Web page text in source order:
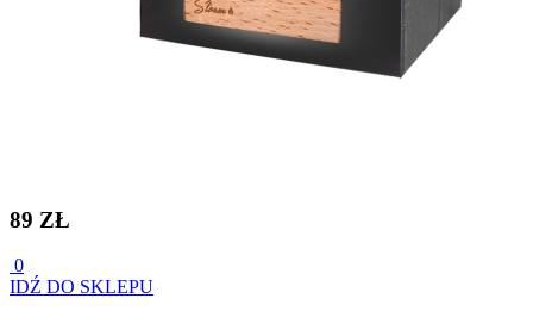
89 ZŁ
0
IDŹ DO SKLEPU